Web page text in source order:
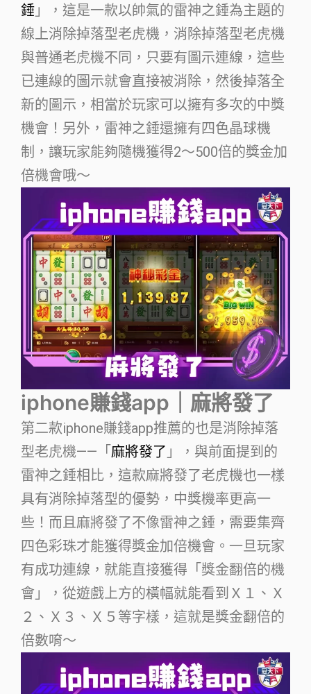
錘 」，這是一款以帥氣的雷神之錘為主題的
線上消除掉落型老虎機，消除掉落型老虎機
與普通老虎機不同，只要有圖示連線，這些
已連線的圖示就會直接被消除，然後掉落全
新的圖示，相當於玩家可以擁有多次的中獎
機會！另外，雷神之錘還擁有四色晶球機
制，讓玩家能夠隨機獲得2～500倍的獎金加
倍機會哦～
iphone賺錢app｜麻將發了
第二款iphone賺錢app推薦的也是消除掉落
型老虎機——「 麻將發了 」，與前面提到的
雷神之錘相比，這款麻將發了老虎機也一樣
具有消除掉落型的優勢，中獎機率更高一
些！而且麻將發了不像雷神之錘，需要集齊
四色彩珠才能獲得獎金加倍機會。一旦玩家
有成功連線，就能直接獲得「獎金翻倍的機
會」，從遊戲上方的橫幅就能看到Ｘ１、Ｘ
２、Ｘ３、Ｘ５等字樣，這就是獎金翻倍的
倍數唷～